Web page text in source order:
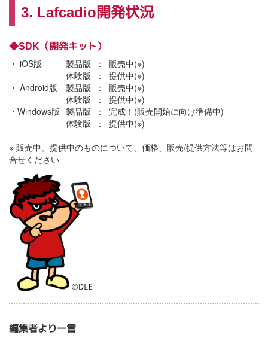
3. Lafcadio開発状況
◆SDK（開発キット）
・ iOS版
製品版 ： 販売中(※)
体験版 ： 提供中(※)
・ Android版
製品版 ： 販売中(※)
体験版 ： 提供中(※)
・Windows版 製品版 ： 完成！(販売開始に向け準備中)
体験版 ： 提供中(※)
※ 販売中、提供中のものについて、価格、販売/提供方法等はお問
合せください
編集者より一言